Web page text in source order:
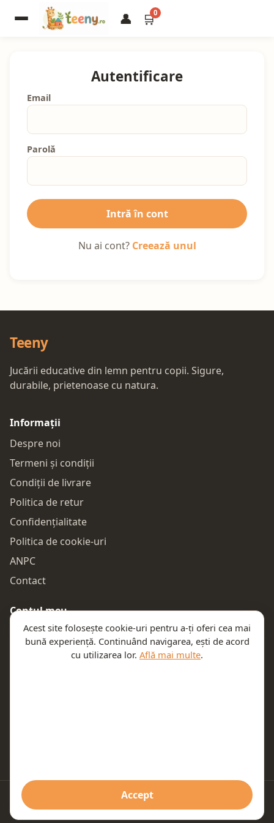
👤 🛒0
Autentificare
Email
Parolă
Intră în cont
Nu ai cont? Creează unul
Teeny
Jucării educative din lemn pentru copii. Sigure,
durabile, prietenoase cu natura.
Informații
Despre noi
Termeni și condiții
Condiții de livrare
Politica de retur
Confidențialitate
Politica de cookie-uri
ANPC
Contact
Contul meu
Autentificare
Comenzile mele
© 2026 Teeny. Toate drepturile rezervate.
Acest site folosește cookie-uri pentru a-ți oferi cea mai
bună experiență. Continuând navigarea, ești de acord
cu utilizarea lor. Află mai multe.
Accept